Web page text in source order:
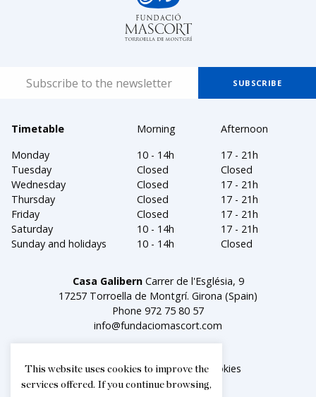
Timetable Morning
Afternoon
Monday
10 - 14h
17 - 21h
Tuesday
Closed
Closed
Wednesday
Closed
17 - 21h
Thursday
Closed
17 - 21h
Friday
Closed
17 - 21h
Saturday
10 - 14h
17 - 21h
Sunday and holidays
10 - 14h Closed
Casa GalibernCarrer de l'Església, 9
17257 Torroella de Montgrí. Girona (Spain)
Phone 972 75 80 57
info@fundaciomascort.com
Legal notice Política de cookies
This website uses cookies to improve the
services offered. If you continue browsing,